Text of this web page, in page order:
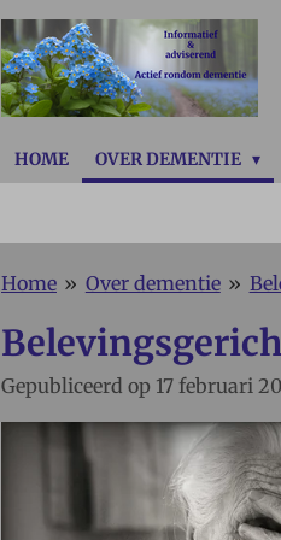
HOME OVER DEMENTIE
Home » Over dementie »
Gepubliceerd op 17 februari